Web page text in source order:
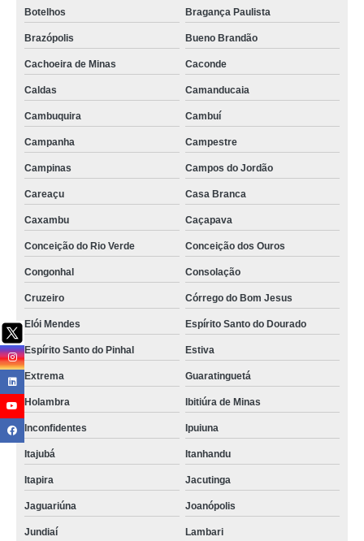
preço de rastreador de caminhão Campos do Jordão
rastreador via satélite para caminhão preço Campanha
rastreador gps para caminhão Guaratinguetá
rastreador veicular para caminhões São Lourenço
preço de rastreador gps para caminhão Maruípe
rastreamento de caminhão via satélite Conceição dos Ouros
Botelhos Bragança Paulista
Brazópolis Bueno Brandão
Cachoeira de Minas Caconde
Caldas Camanducaia
Cambuquira Cambuí
Campanha Campestre
Campinas Campos do Jordão
Careaçu Casa Branca
Caxambu Caçapava
Conceição do Rio Verde Conceição dos Ouros
Congonhal Consolação
Cruzeiro Córrego do Bom Jesus
Elói Mendes Espírito Santo do Dourado
Espírito Santo do Pinhal Estiva
Extrema Guaratinguetá
Holambra Ibitiúra de Minas
Inconfidentes Ipuiuna
Itajubá Itanhandu
Itapira Jacutinga
Jaguariúna Joanópolis
Jundiaí Lambari